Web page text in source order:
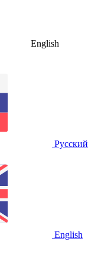
English
Русский
English